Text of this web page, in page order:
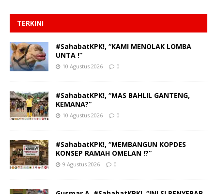
TERKINI
#SahabatKPK!, “KAMI MENOLAK LOMBA
UNTA !”
10 Agustus 2026 0
#SahabatKPK!, “MAS BAHLIL GANTENG,
KEMANA?”
10 Agustus 2026 0
#SahabatKPK!, “MEMBANGUN KOPDES
KONSEP RAMAH OMELAN !?”
9 Agustus 2026 0